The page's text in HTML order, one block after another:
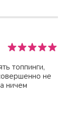
топпинги,
не
ничем